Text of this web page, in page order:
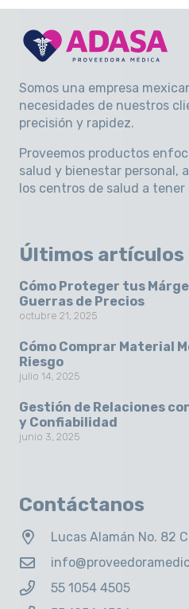
Somos una empresa
necesidades de nuestros
precisión y rapidez.
Proveemos productos
salud y bienestar personal,
los centros de salud a
Últimos artículos
Cómo Proteger tus
Guerras de Precios
octubre 21, 2025
Cómo Comprar Material
Riesgo
julio 14, 2025
Gestión de Relaciones
y Confiabilidad
junio 3, 2025
Contáctanos
Lucas Alamán No. 82
55 1054 4505